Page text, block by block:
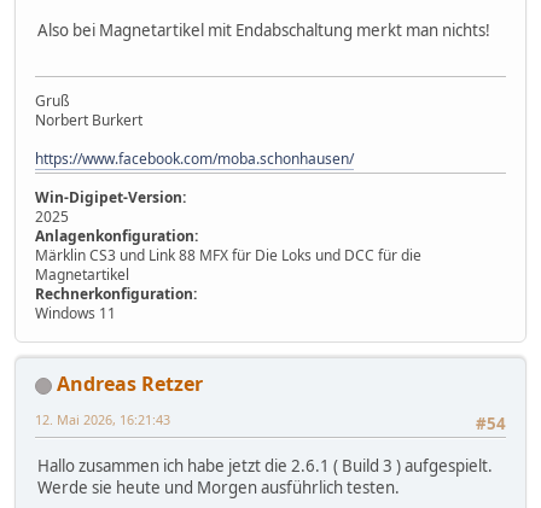
Also bei Magnetartikel mit Endabschaltung merkt man nichts!
Gruß
Norbert Burkert
https://www.facebook.com/moba.schonhausen/
Win-Digipet-Version:
2025
Anlagenkonfiguration:
Märklin CS3 und Link 88 MFX für Die Loks und DCC für die
Magnetartikel
Rechnerkonfiguration:
Windows 11
Andreas Retzer
#54
12. Mai 2026, 16:21:43
Hallo zusammen ich habe jetzt die 2.6.1 ( Build 3 ) aufgespielt.
Werde sie heute und Morgen ausführlich testen.